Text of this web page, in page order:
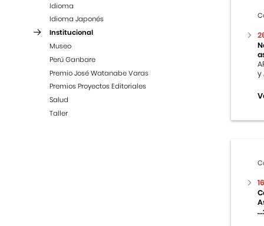
Idioma
Idioma Japonés
Institucional
Museo
Perú Ganbare
Premio José Watanabe Varas
Premios Proyectos Editoriales
Salud
Taller
y
...: